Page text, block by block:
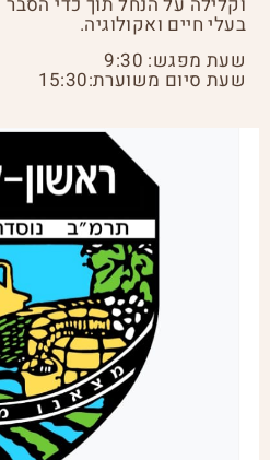
בעלי חיים ואקולוגיה.
שעת מפגש: 9:30
שעת סיום משוערת:15:30